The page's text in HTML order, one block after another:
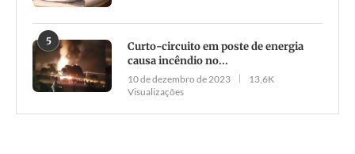
5
Curto-circuito em poste de energia
causa incêndio no...
10 de dezembro de 2023
13,6K
Visualizações